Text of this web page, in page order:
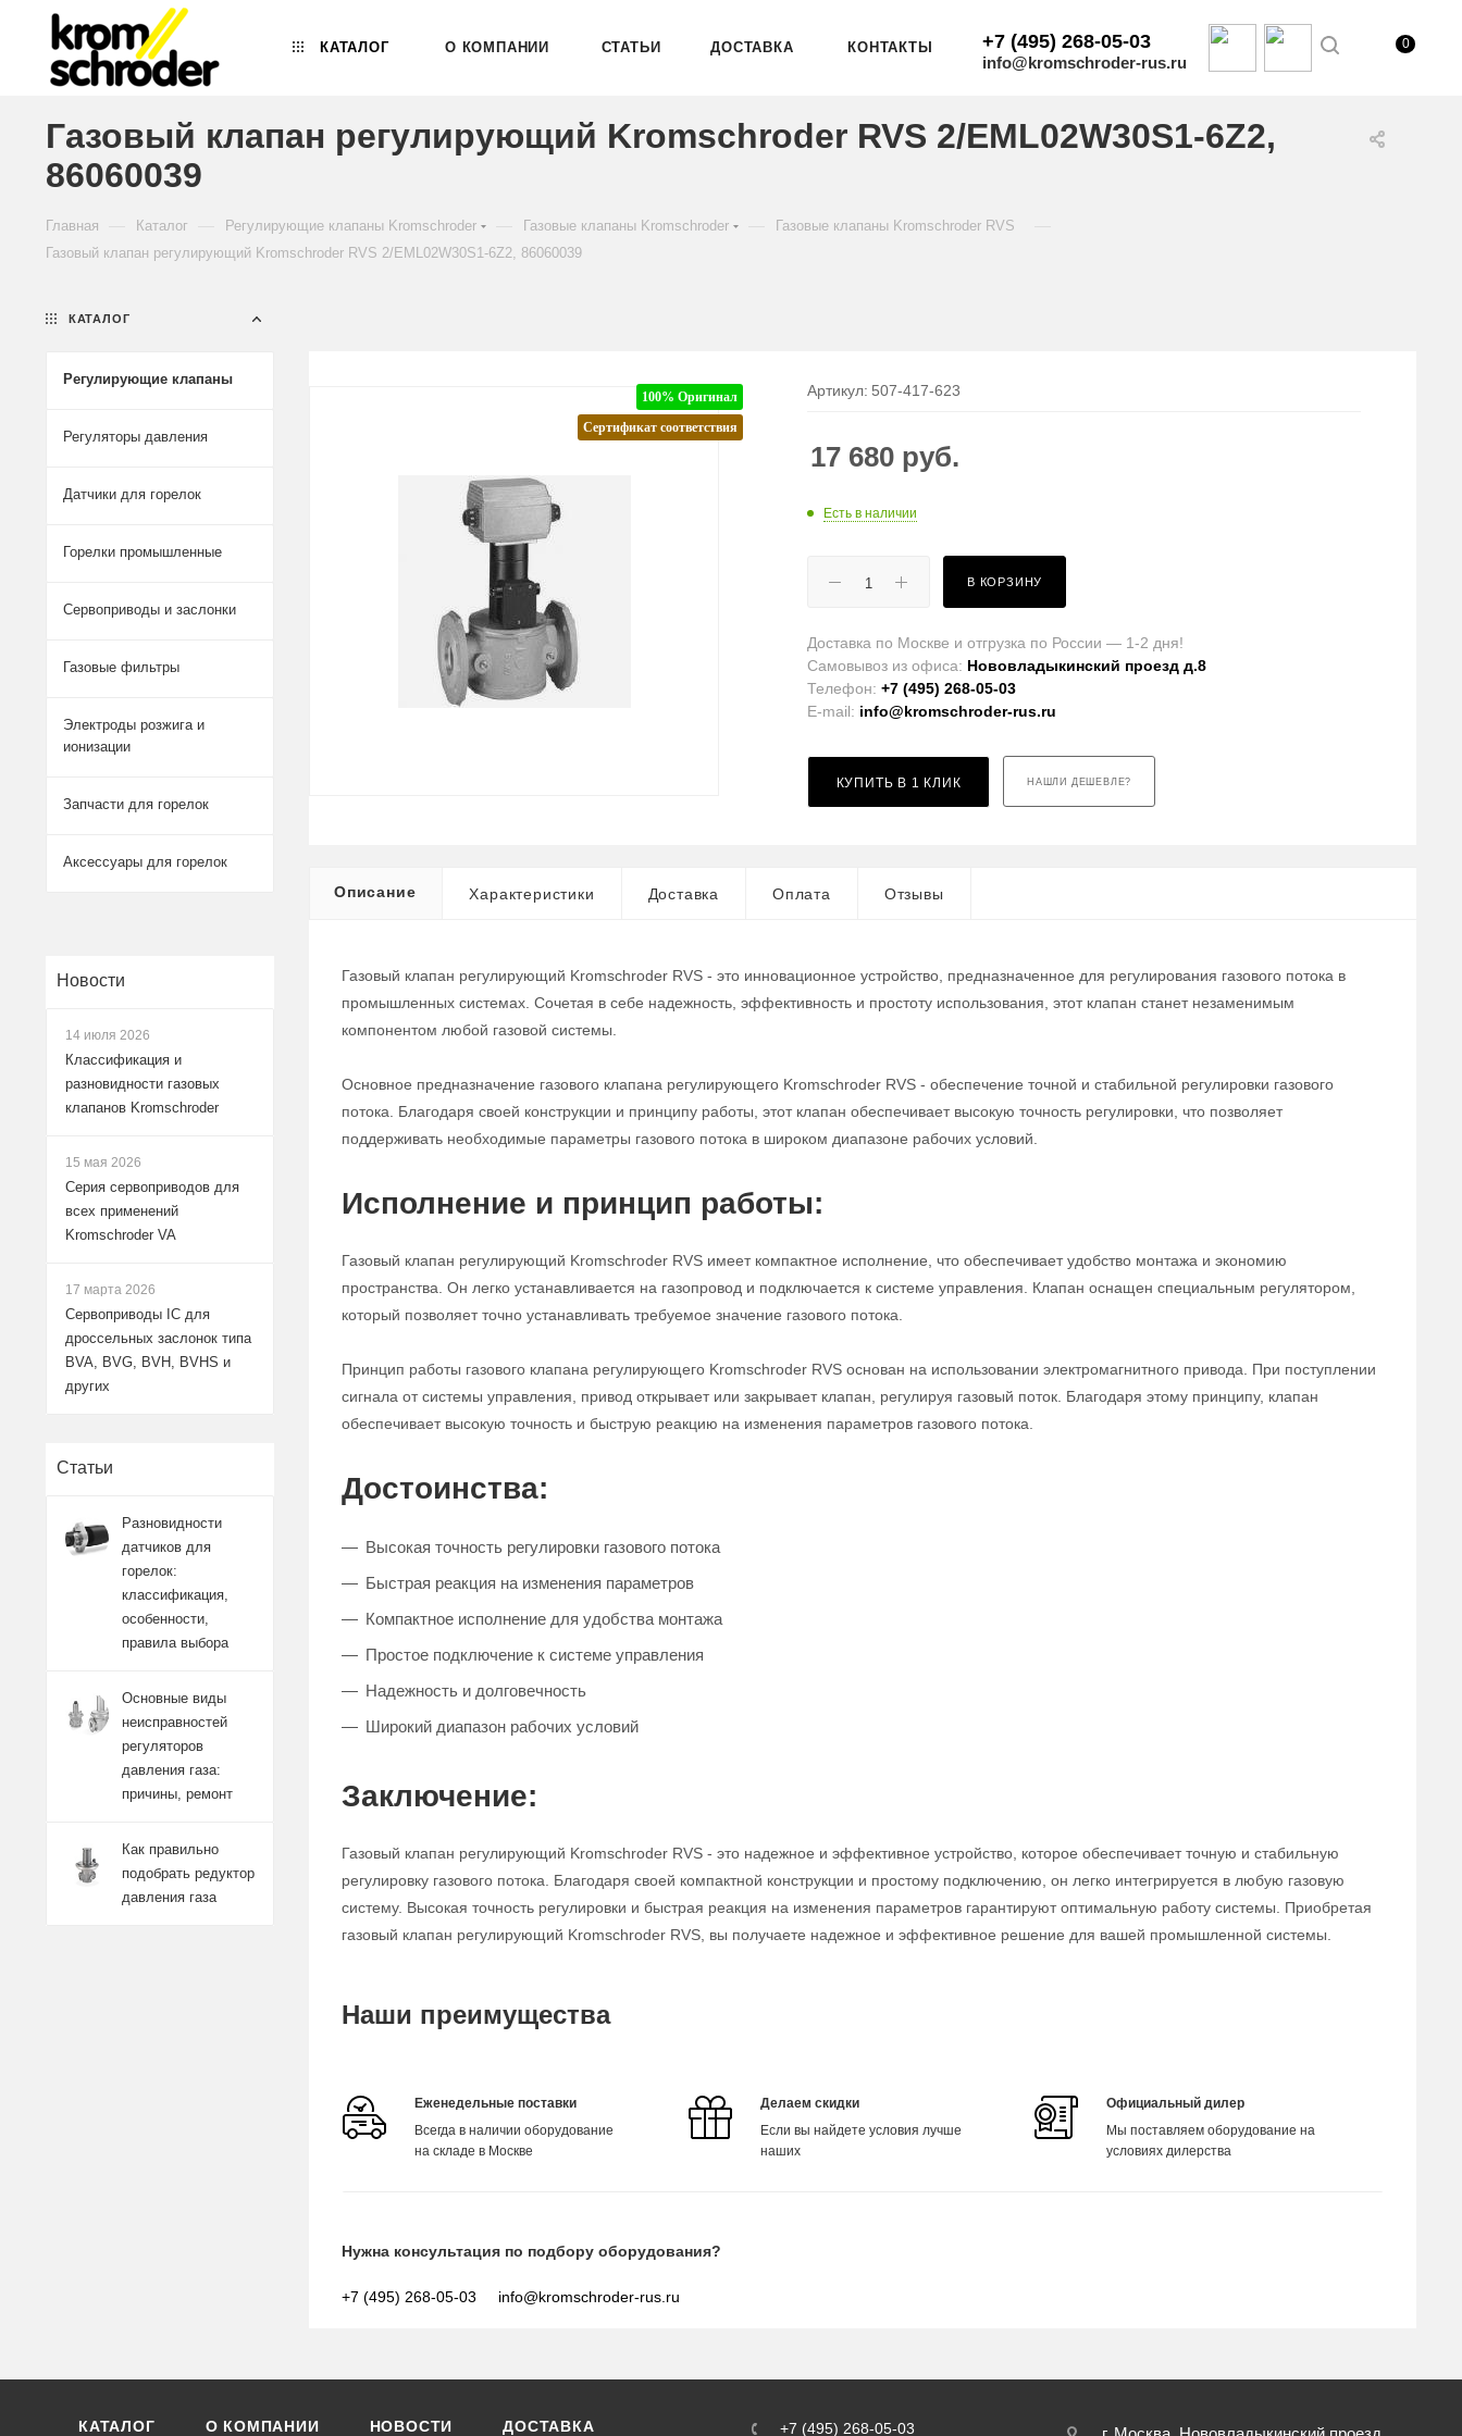
КАТАЛОГ О КОМПАНИИ СТАТЬИ ДОСТАВКА КОНТАКТЫ +7 (495) 268-05-03
info@kromschroder-rus.ru
0
Газовый клапан регулирующий Kromschroder RVS 2/EML02W30S1-6Z2,
86060039
Главная Каталог Регулирующие клапаны Kromschroder Газовые клапаны Kromschroder Газовые клапаны Kromschroder RVS
Газовый клапан регулирующий Kromschroder RVS 2/EML02W30S1-6Z2, 86060039
100% Оригинал
Сертификат соответствия
Артикул: 507-417-623
17 680 руб.
Есть в наличии
В КОРЗИНУ
Доставка по Москве и отгрузка по России — 1-2 дня!
Самовывоз из офиса: Нововладыкинский проезд д.8
Телефон:+7 (495) 268-05-03
E-mail: info@kromschroder-rus.ru
КУПИТЬ В 1 КЛИК НАШЛИ ДЕШЕВЛЕ?
Описание Характеристики Доставка Оплата Отзывы
Газовый клапан регулирующий Kromschroder RVS - это инновационное устройство, предназначенное для регулирования газового потока в
промышленных системах. Сочетая в себе надежность, эффективность и простоту использования, этот клапан станет незаменимым
компонентом любой газовой системы.
Основное предназначение газового клапана регулирующего Kromschroder RVS - обеспечение точной и стабильной регулировки газового
потока. Благодаря своей конструкции и принципу работы, этот клапан обеспечивает высокую точность регулировки, что позволяет
поддерживать необходимые параметры газового потока в широком диапазоне рабочих условий.
Исполнение и принцип работы:
Газовый клапан регулирующий Kromschroder RVS имеет компактное исполнение, что обеспечивает удобство монтажа и экономию
пространства. Он легко устанавливается на газопровод и подключается к системе управления. Клапан оснащен специальным регулятором,
который позволяет точно устанавливать требуемое значение газового потока.
Принцип работы газового клапана регулирующего Kromschroder RVS основан на использовании электромагнитного привода. При поступлении
сигнала от системы управления, привод открывает или закрывает клапан, регулируя газовый поток. Благодаря этому принципу, клапан
обеспечивает высокую точность и быструю реакцию на изменения параметров газового потока.
Достоинства:
Высокая точность регулировки газового потока
Быстрая реакция на изменения параметров
Компактное исполнение для удобства монтажа
Простое подключение к системе управления
Надежность и долговечность
Широкий диапазон рабочих условий
Заключение:
Газовый клапан регулирующий Kromschroder RVS - это надежное и эффективное устройство, которое обеспечивает точную и стабильную
регулировку газового потока. Благодаря своей компактной конструкции и простому подключению, он легко интегрируется в любую газовую
систему. Высокая точность регулировки и быстрая реакция на изменения параметров гарантируют оптимальную работу системы. Приобретая
газовый клапан регулирующий Kromschroder RVS, вы получаете надежное и эффективное решение для вашей промышленной системы.
Наши преимущества
Еженедельные поставки
Всегда в наличии оборудование
на складе в Москве
Делаем скидки
Если вы найдете условия лучше
наших
Официальный дилер
Мы поставляем оборудование на
условиях дилерства
Нужна консультация по подбору оборудования?
+7 (495) 268-05-03 info@kromschroder-rus.ru
КАТАЛОГ
Регулирующие клапаны
Регуляторы давления
Датчики для горелок
Горелки промышленные
Сервоприводы и заслонки
Газовые фильтры
Электроды розжига и
ионизации
Запчасти для горелок
Аксессуары для горелок
Новости
14 июля 2026
Классификация и
разновидности газовых
клапанов Kromschroder
15 мая 2026
Серия сервоприводов для
всех применений
Kromschroder VA
17 марта 2026
Сервоприводы IC для
дроссельных заслонок типа
BVA, BVG, BVH, BVHS и
других
Статьи
Разновидности
датчиков для
горелок:
классификация,
особенности,
правила выбора
Основные виды
неисправностей
регуляторов
давления газа:
причины, ремонт
Как правильно
подобрать редуктор
давления газа
КАТАЛОГ О КОМПАНИИ НОВОСТИ ДОСТАВКА +7 (495) 268-05-03